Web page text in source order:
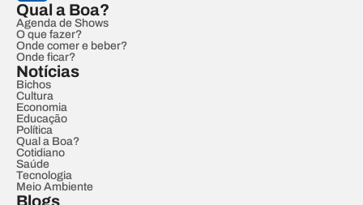
Qual a Boa?
Agenda de Shows
O que fazer?
Onde comer e beber?
Onde ficar?
Notícias
Bichos
Cultura
Economia
Educação
Política
Qual a Boa?
Cotidiano
Saúde
Tecnologia
Meio Ambiente
Blogs